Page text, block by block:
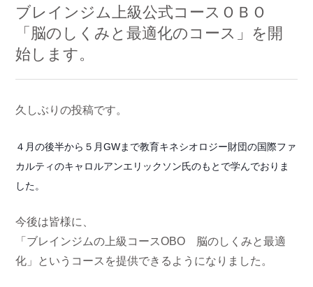
ブレインジム上級公式コースＯＢＯ
「脳のしくみと最適化のコース」を開
始します。
久しぶりの投稿です。
４月の後半から５月GWまで教育キネシオロジー財団の国際ファ
カルティのキャロルアンエリックソン氏のもとで学んでおりま
した。
今後は皆様に、
「ブレインジムの上級コースOBO 脳のしくみと最適
化」というコースを提供できるようになりました。